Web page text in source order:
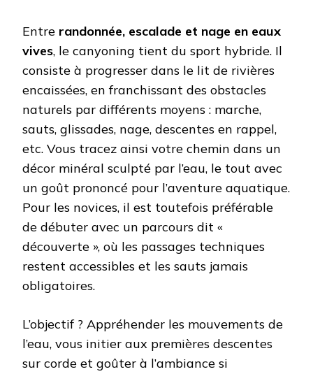
Entre randonnée, escalade et nage en eaux
vives, le canyoning tient du sport hybride. Il
consiste à progresser dans le lit de rivières
encaissées, en franchissant des obstacles
naturels par différents moyens : marche,
sauts, glissades, nage, descentes en rappel,
etc. Vous tracez ainsi votre chemin dans un
décor minéral sculpté par l’eau, le tout avec
un goût prononcé pour l’aventure aquatique.
Pour les novices, il est toutefois préférable
de débuter avec un parcours dit «
découverte », où les passages techniques
restent accessibles et les sauts jamais
obligatoires.
L’objectif ? Appréhender les mouvements de
l’eau, vous initier aux premières descentes
sur corde et goûter à l’ambiance si